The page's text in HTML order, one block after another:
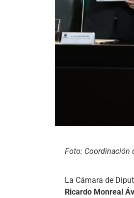
Foto: Coordinación
La Cámara de
Ricardo Monreal